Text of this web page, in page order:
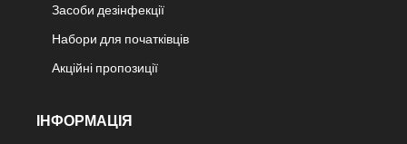
Засоби дезінфекції
Набори для початківців
Акційні пропозиції
ІНФОРМАЦІЯ